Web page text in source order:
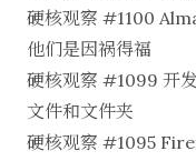
硬核观察 #1100
他们是因祸得福
硬核观察 #1099 开
文件和文件夹
硬核观察 #1095